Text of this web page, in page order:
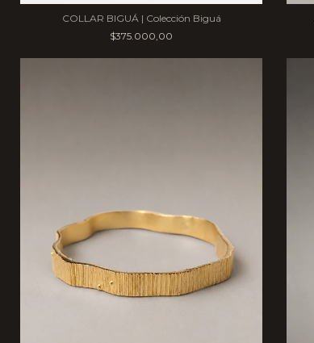
COLLAR BIGUÁ | Colección Biguá
$375.000,00